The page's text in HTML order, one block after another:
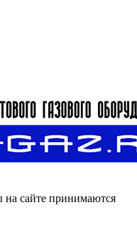
на сайте принимаются